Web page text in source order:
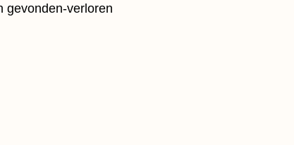
gevonden-verloren